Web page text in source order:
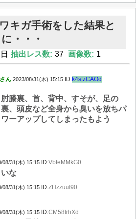
キガ手術をした結果と
・・・
抽出レス数: 37 画像数: 1
ん 2023/08/31(木) 15:15 ID:k4sfzCAOd
肘膝裏、首、背中、すそが、足の
裏、頭皮など全身から臭いを放ちパ
ワーアップしてしまったもよう
08/31(木) 15:15 ID:VbfeMMkG0
な
08/31(木) 15:15 ID:ZHzzuuI90
08/31(木) 15:15 ID:CM58trhXd